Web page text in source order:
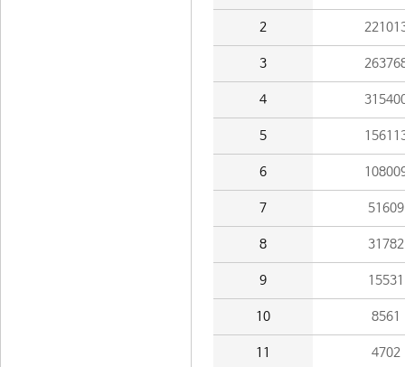
2
3
4
5
6
7 51609
8 31782
9 15531
10 8561
11 4702